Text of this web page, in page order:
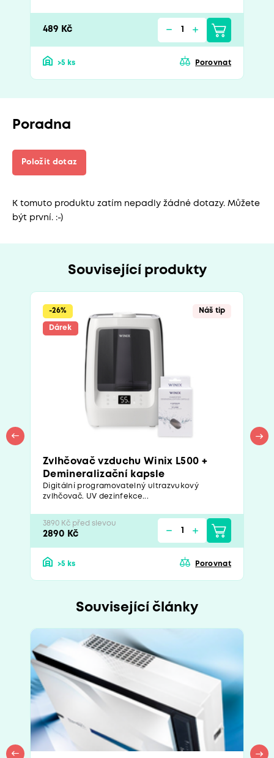
489 Kč
>5 ks Porovnat
Poradna
Položit dotaz
K tomuto produktu zatím nepadly žádné dotazy. Můžete
být první. :-)
Související produkty
Dárek
-26% Náš tip
Zvlhčovač vzduchu Winix L500 +
Demineralizační kapsle
Digitální programovatelný ultrazvukový
zvlhčovač. UV dezinfekce...
3890 Kč před slevou
2890 Kč
>5 ks Porovnat
Související články